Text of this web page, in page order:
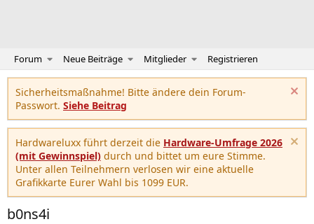
Forum Neue Beiträge Mitglieder Registrieren
Sicherheitsmaßnahme! Bitte ändere dein Forum-
Passwort. Siehe Beitrag
Hardwareluxx führt derzeit die Hardware-Umfrage 2026
(mit Gewinnspiel) durch und bittet um eure Stimme.
Unter allen Teilnehmern verlosen wir eine aktuelle
Grafikkarte Eurer Wahl bis 1099 EUR.
b0ns4i